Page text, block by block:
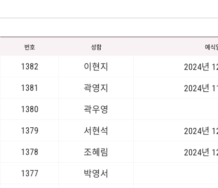
번호 성함 예식
1382 이현지 2024년
1381 곽영지 2024년
1380 곽우영
1379 서현석 2024년
1378 조혜림 2024년
1377 박영서